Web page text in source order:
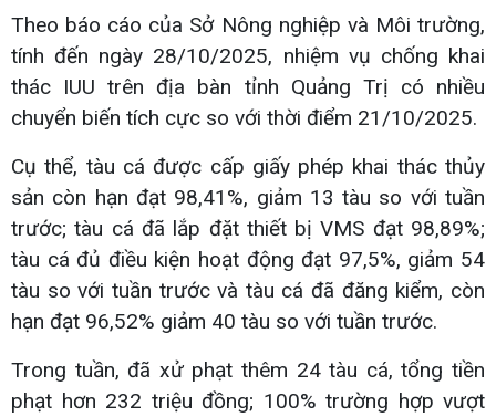
Theo báo cáo của Sở Nông nghiệp và Môi trường,
tính đến ngày 28/10/2025, nhiệm vụ chống khai
thác IUU trên địa bàn tỉnh Quảng Trị có nhiều
chuyển biến tích cực so với thời điểm 21/10/2025.
Cụ thể, tàu cá được cấp giấy phép khai thác thủy
sản còn hạn đạt 98,41%, giảm 13 tàu so với tuần
trước; tàu cá đã lắp đặt thiết bị VMS đạt 98,89%;
tàu cá đủ điều kiện hoạt động đạt 97,5%, giảm 54
tàu so với tuần trước và tàu cá đã đăng kiểm, còn
hạn đạt 96,52% giảm 40 tàu so với tuần trước.
Trong tuần, đã xử phạt thêm 24 tàu cá, tổng tiền
phạt hơn 232 triệu đồng; 100% trường hợp vượt